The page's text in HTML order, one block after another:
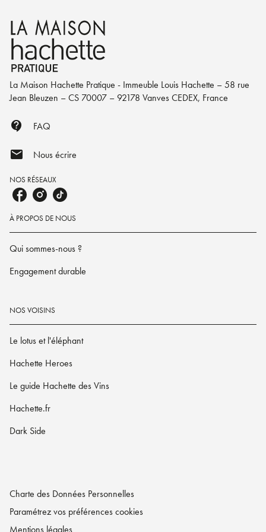
La Maison Hachette Pratique - Immeuble Louis Hachette – 58 rue
Jean Bleuzen – CS 70007 – 92178 Vanves CEDEX, France
contact_support FAQ
mail Nous écrire
NOS RÉSEAUX
À PROPOS DE NOUS
Qui sommes-nous ?
Engagement durable
NOS VOISINS
Le lotus et l'éléphant
Hachette Heroes
Le guide Hachette des Vins
Hachette.fr
Dark Side
Charte des Données Personnelles
Paramétrez vos préférences cookies
Mentions légales